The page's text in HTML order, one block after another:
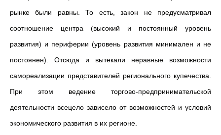
рынке были равны. То есть, закон не предусматривал
соотношение центра (высокий и постоянный уровень
развития) и периферии (уровень развития минимален и не
постоянен). Отсюда и вытекали неравные возможности
самореализации представителей регионального купечества.
При этом ведение торгово-предпринимательской
деятельности всецело зависело от возможностей и условий
экономического развития в их регионе.